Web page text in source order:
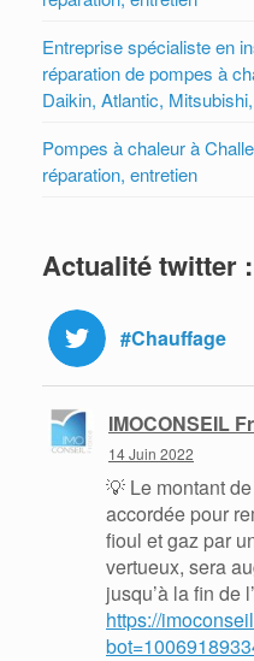
Entreprise spécialiste en
réparation de pompes à
Daikin, Atlantic,
Pompes à chaleur à
réparation, entretien
Actualité twitter
#Chauffage
IMOCONSEIL
14 Juin 2022
💡 Le montant de
accordée pour
fioul et gaz par
vertueux, sera
jusqu’à la fin de
https://